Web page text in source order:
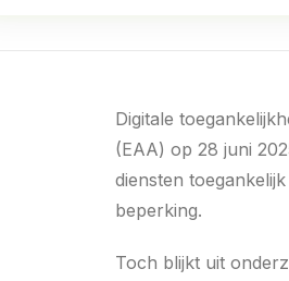
Digitale
(EAA) op 28 juni
diensten
beperking.
Toch blijkt uit